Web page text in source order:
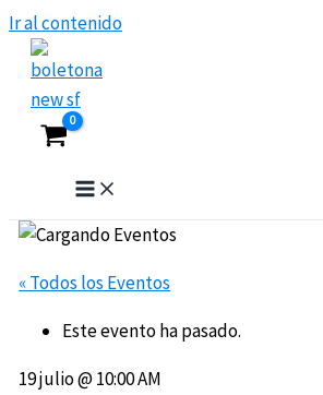
Ir al contenido
« Todos los Eventos
Este evento ha pasado.
19 julio @ 10:00 AM